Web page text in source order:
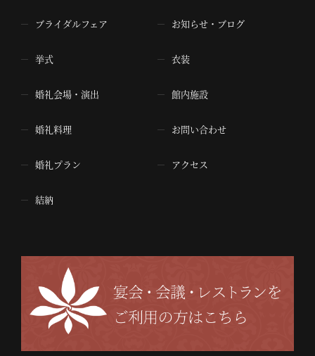
ブライダルフェア
挙式
婚礼会場・演出
婚礼料理
婚礼プラン
結納
お知らせ・ブログ
衣装
館内施設
お問い合わせ
アクセス